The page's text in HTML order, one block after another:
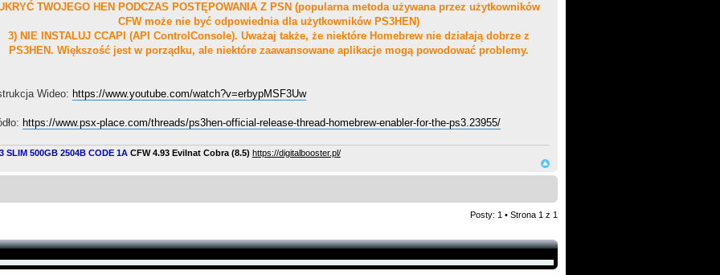
TWOJEGO HEN PODCZAS POSTĘPOWANIA Z PSN (popularna metoda używana przez użytkowników
CFW może nie być odpowiednia dla użytkowników PS3HEN)
3) NIE INSTALUJ CCAPI (API ControlConsole). Uważaj także, że niektóre Homebrew nie działają dobrze z
PS3HEN. Większość jest w porządku, ale niektóre zaawansowane aplikacje mogą powodować problemy.
Wideo: https://www.youtube.com/watch?v=erbypMSF3Uw
https://www.psx-place.com/threads/ps3hen-official-release-thread-homebrew-enabler-for-the-ps3.23955/
SLIM 500GB 2504B CODE 1A CFW 4.93 Evilnat Cobra (8.5) https://digitalbooster.pl/
Posty: 1 • Strona 1 z 1